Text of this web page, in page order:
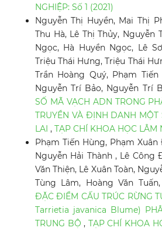
NGHIỆP: Số 1 (2021)
Nguyễn Thị Huyền, Mai Thị
Thu Hà, Lê Thị Thủy, Nguyễn
Ngọc, Hà Huyền Ngọc, Lê
Triệu Thái Hưng, Triệu Thái
Trần Hoàng Quý, Phạm
Nguyễn Trí Bảo, Nguyễn Trí
SỐ MÃ VẠCH ADN TRONG
TRUYỀN VÀ ĐỊNH DANH MỘT
LAI , TẠP CHÍ KHOA HỌC LÂM
Phạm Tiến Hùng, Phạm
Nguyễn Hải Thành , Lê Công
Văn Thiện, Lê Xuân Toàn,
Tùng Lâm, Hoàng Văn
ĐẶC ĐIỂM CẤU TRÚC RỪNG
Tarrietia javanica Blume)
TRUNG BỘ, TẠP CHÍ KHOA